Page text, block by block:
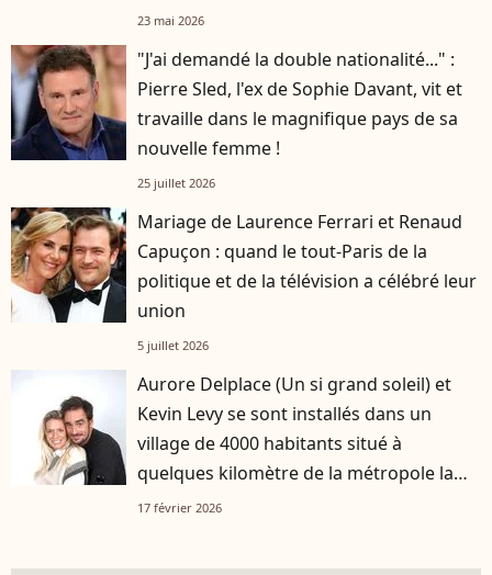
23 mai 2026
"J'ai demandé la double nationalité..." :
Pierre Sled, l'ex de Sophie Davant, vit et
travaille dans le magnifique pays de sa
nouvelle femme !
25 juillet 2026
Mariage de Laurence Ferrari et Renaud
Capuçon : quand le tout-Paris de la
politique et de la télévision a célébré leur
union
5 juillet 2026
Aurore Delplace (Un si grand soleil) et
Kevin Levy se sont installés dans un
village de 4000 habitants situé à
quelques kilomètre de la métropole la
plus attractive de France
17 février 2026